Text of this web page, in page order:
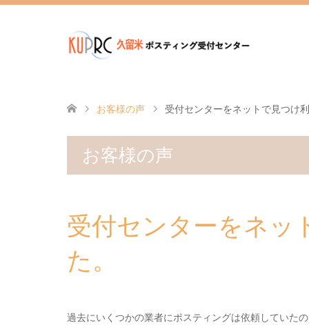
お客様の声 受付センターをネットで見つけ
お客様の声
受付センターをネッ
た。
過去にいくつかの業者にポスティングは依頼していた